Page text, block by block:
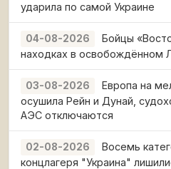
ударила по самой Украине
04-08-2026
Бойцы
находках в освобождённом
03-08-2026
Европа на
осушила Рейн и Дунай,
АЭС отключаются
02-08-2026
Восемь
концлагеря "Украина"